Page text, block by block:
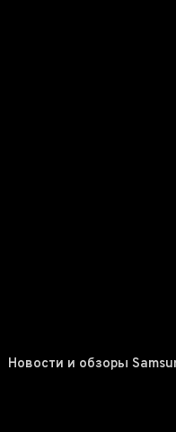
Новости и обзоры